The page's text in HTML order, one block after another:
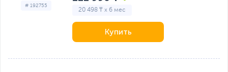
# 192755
20 498 ₸ x 6 мес
Купить